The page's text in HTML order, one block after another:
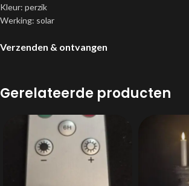
Kleur: perzik
Werking: solar
Verzenden & ontvangen
Gerelateerde producten